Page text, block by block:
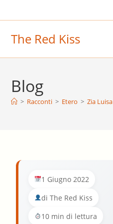
al
The Red Kiss
Blog
> Racconti > Etero > Zia Luisa
1 Giugno 2022
di The Red Kiss
10 min di lettura